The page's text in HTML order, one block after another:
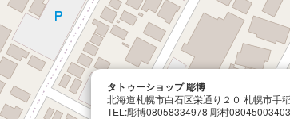
タトゥーショップ 彫博
北海道札幌市白石区栄通り２０ 札幌市手
TEL:彫博08058334978 彫村08045003403